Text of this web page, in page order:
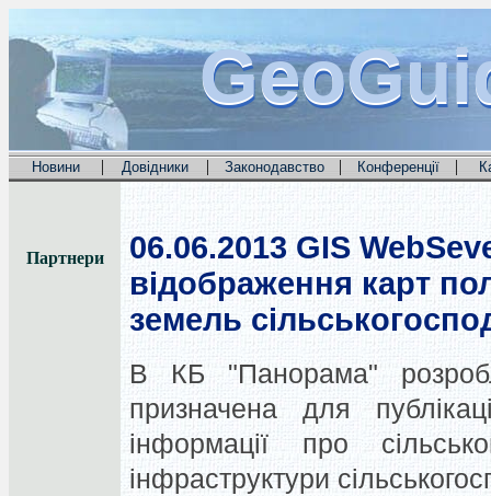
Новини | Довідники | Законодавство | Конференції |
Партнери 06.06.2013 GIS
відображення карт
земель
В КБ "Панорама"
призначена для
інформації про
інфраструктури